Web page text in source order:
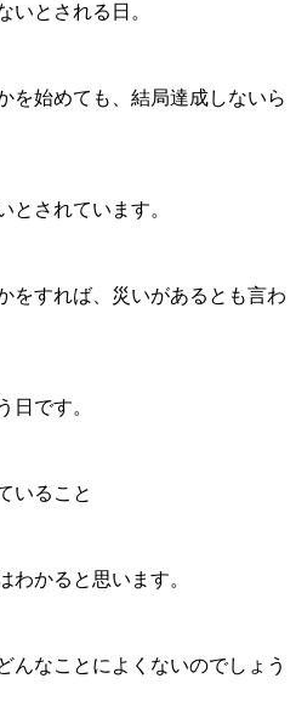
いとされる日。
を始めても、結局達成しないら
とされています。
をすれば、災いがあるとも言わ
日です。
いること
わかると思います。
んなことによくないのでしょう